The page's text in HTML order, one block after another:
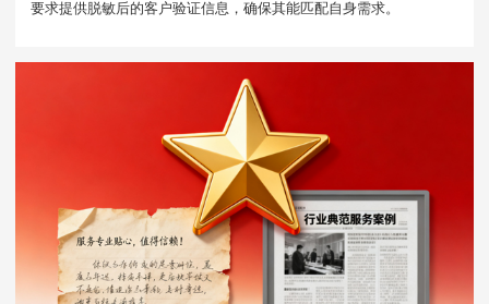
要求提供脱敏后的客户验证信息，确保其能匹配自身需求。